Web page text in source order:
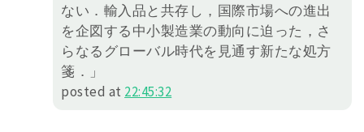
ない．輸入品と共存し，国際市場への進出
を企図する中小製造業の動向に迫った，さ
らなるグローバル時代を見通す新たな処方
箋．」
posted at 22:45:32